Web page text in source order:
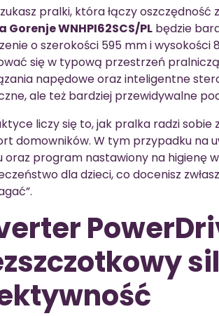
pralki, która łączy
Gorenje WNHPI62SCS/PL będzie
o szerokości 595 mm i
się w typową przestrzeń
napędowe oraz inteligentne
ale też bardziej przewidywalne
liczy się to, jak pralka radzi sobie
domowników. W tym przypadku na
oraz program nastawiony na higienę
dla dzieci, co docenisz